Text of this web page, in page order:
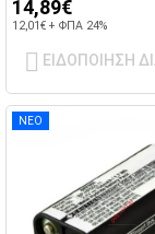
14,89€
12,01€ + ΦΠΑ 24%
ΕΙΔΟΠΟΙΗΣΗ
ΝΕΟ